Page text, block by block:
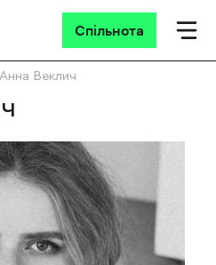
Спільнота
Веклич